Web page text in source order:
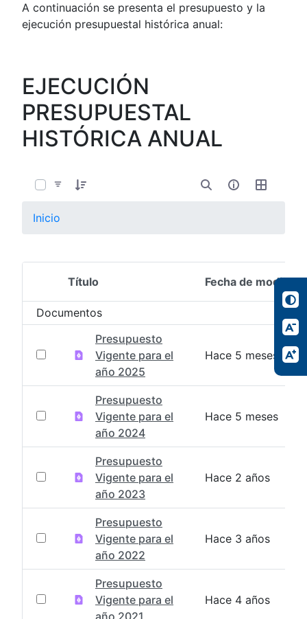
A continuación se presenta el presupuesto y la
ejecución presupuestal histórica anual:
EJECUCIÓN
PRESUPUESTAL
HISTÓRICA ANUAL
Inicio
Selección del elemento
Título Fecha de
Documentos
Presupuesto
Vigente para el
año 2025
Hace 5 meses
Presupuesto
Vigente para el
año 2024
Hace 5 meses
Presupuesto
Vigente para el
año 2023
Hace 2 años
Presupuesto
Vigente para el
año 2022
Hace 3 años
Presupuesto
Vigente para el
año 2021
Hace 4 años